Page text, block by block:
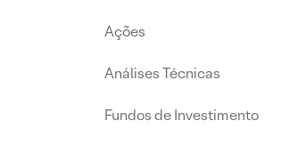
Ações
Análises Técnicas
Fundos de Investimento